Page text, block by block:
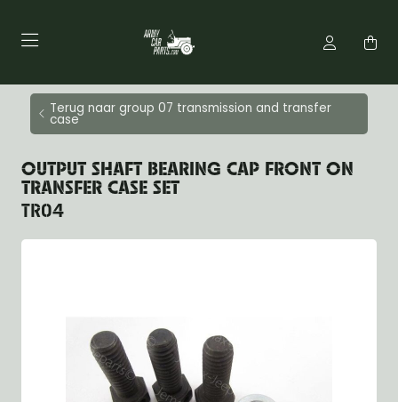
Terug naar group 07 transmission and transfer
case
OUTPUT SHAFT BEARING CAP FRONT ON
TRANSFER CASE SET
TR04